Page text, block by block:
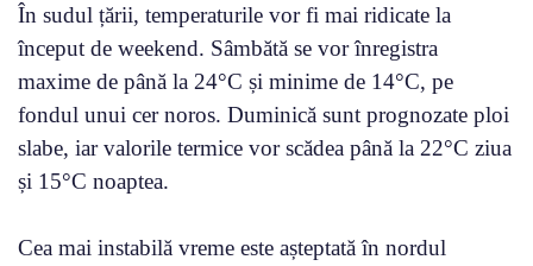
În sudul țării, temperaturile vor fi mai ridicate la
început de weekend. Sâmbătă se vor înregistra
maxime de până la 24°C și minime de 14°C, pe
fondul unui cer noros. Duminică sunt prognozate ploi
slabe, iar valorile termice vor scădea până la 22°C ziua
și 15°C noaptea.
Cea mai instabilă vreme este așteptată în nordul